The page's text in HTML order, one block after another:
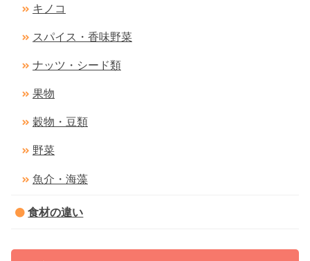
キノコ
スパイス・香味野菜
ナッツ・シード類
果物
穀物・豆類
野菜
魚介・海藻
食材の違い